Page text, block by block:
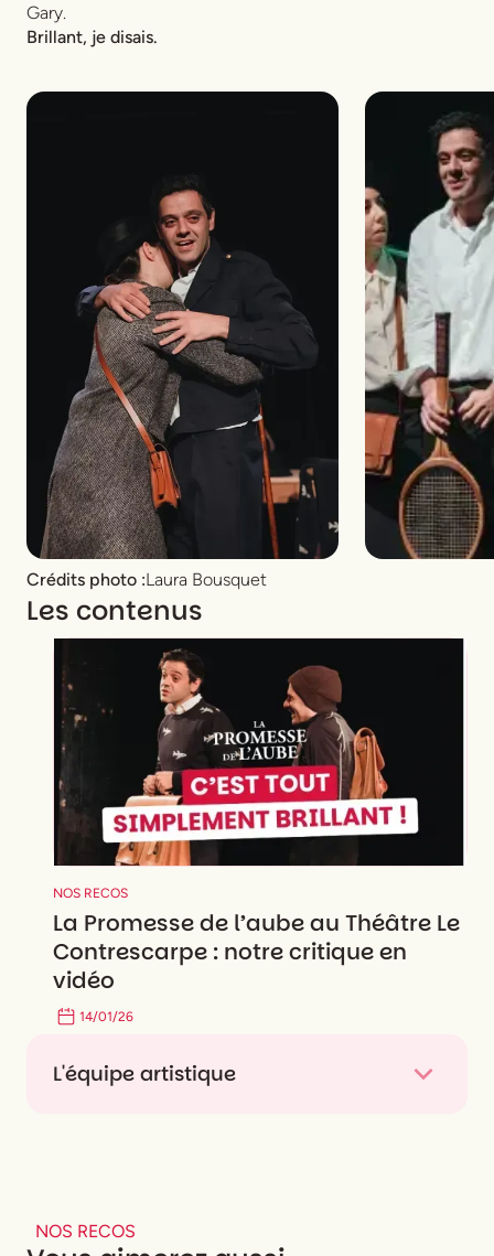
Gary.
Brillant, je disais.
Crédits photo :Laura Bousquet
Les contenus
NOS RECOS
La Promesse de l’aube au Théâtre Le
Contrescarpe : notre critique en
vidéo
14/01/26
L'équipe artistique
NOS RECOS